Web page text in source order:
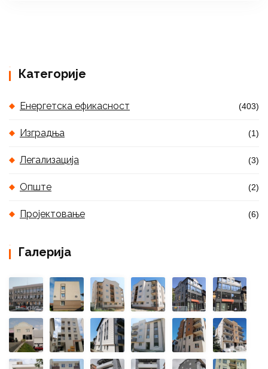
Категорије
Енергетска ефикасност (403)
Изградња (1)
Легализација (3)
Опште (2)
Пројектовање (6)
Галерија